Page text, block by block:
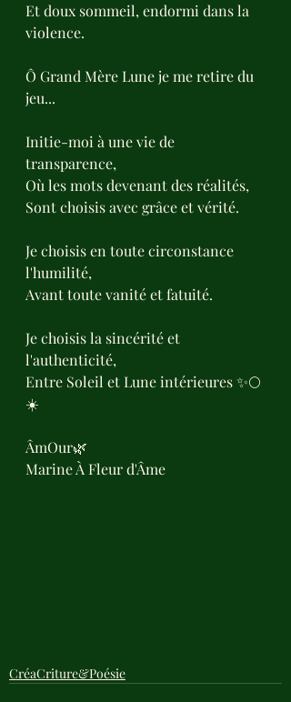
Et doux sommeil, endormi dans la
violence.
Ô Grand Mère Lune je me retire du
jeu...
Initie-moi à une vie de
transparence,
Où les mots devenant des réalités,
Sont choisis avec grâce et vérité.
Je choisis en toute circonstance
l'humilité,
Avant toute vanité et fatuité.
Je choisis la sincérité et
l'authenticité,
Entre Soleil et Lune intérieures ✨🌕
☀️
ÂmOur🌿
Marine À Fleur d'Âme
CréaCriture&Poésie